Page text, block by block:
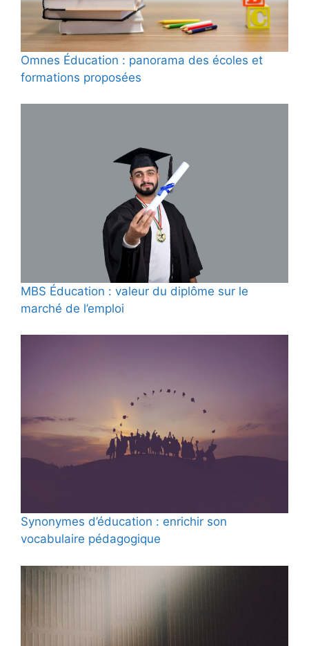
Omnes Éducation : panorama des écoles et
formations proposées
MBS Éducation : valeur du diplôme sur le
marché de l’emploi
Synonymes d’éducation : enrichir son
vocabulaire pédagogique